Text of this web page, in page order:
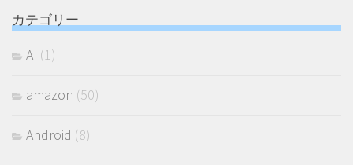
カテゴリー
AI (1)
amazon (50)
Android (8)